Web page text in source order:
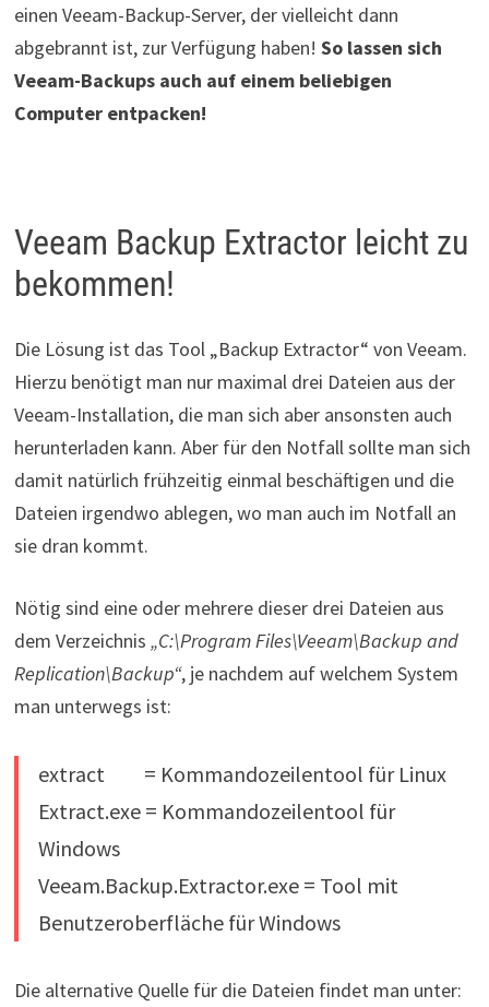
einen Veeam-Backup-Server, der vielleicht dann
abgebrannt ist, zur Verfügung haben! So lassen sich
Veeam-Backups auch auf einem beliebigen
Computer entpacken!
Veeam Backup Extractor leicht zu
bekommen!
Die Lösung ist das Tool „Backup Extractor“ von Veeam.
Hierzu benötigt man nur maximal drei Dateien aus der
Veeam-Installation, die man sich aber ansonsten auch
herunterladen kann. Aber für den Notfall sollte man sich
damit natürlich frühzeitig einmal beschäftigen und die
Dateien irgendwo ablegen, wo man auch im Notfall an
sie dran kommt.
Nötig sind eine oder mehrere dieser drei Dateien aus
dem Verzeichnis „C:\Program Files\Veeam\Backup and
Replication\Backup“, je nachdem auf welchem System
man unterwegs ist:
extract = Kommandozeilentool für Linux
Extract.exe = Kommandozeilentool für
Windows
Veeam.Backup.Extractor.exe = Tool mit
Benutzeroberfläche für Windows
Die alternative Quelle für die Dateien findet man unter: